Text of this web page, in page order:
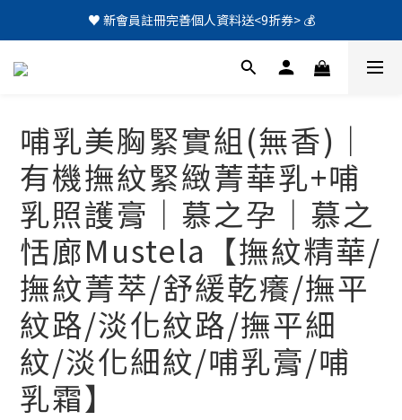
♥️ 新會員註冊完善個人資料送<9折券> 💰
哺乳美胸緊實組(無香)｜
有機撫紋緊緻菁華乳+哺
乳照護膏｜慕之孕｜慕之
恬廊Mustela【撫紋精華/
撫紋菁萃/舒緩乾癢/撫平
紋路/淡化紋路/撫平細
紋/淡化細紋/哺乳膏/哺
乳霜】